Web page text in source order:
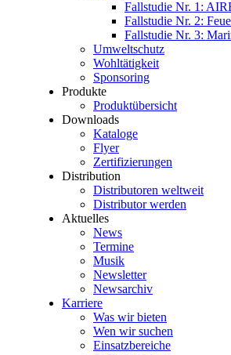
Fallstudie Nr. 1:
Fallstudie Nr. 2:
Fallstudie Nr. 3:
Umweltschutz
Wohltätigkeit
Sponsoring
Produkte
Produktübersicht
Downloads
Kataloge
Flyer
Zertifizierungen
Distribution
Distributoren weltweit
Distributor werden
Aktuelles
News
Termine
Musik
Newsletter
Newsarchiv
Karriere
Was wir bieten
Wen wir suchen
Einsatzbereiche